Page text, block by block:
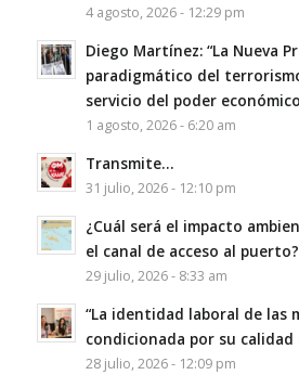
4 agosto, 2026 - 12:29 pm
Diego Martínez: “La Nueva
paradigmático del
servicio del poder
1 agosto, 2026 - 6:20 am
Transmite…
31 julio, 2026 - 12:10 pm
¿Cuál será el impacto
el canal de acceso al puerto?
29 julio, 2026 - 8:33 am
“La identidad laboral de las
condicionada por su calidad
28 julio, 2026 - 12:09 pm